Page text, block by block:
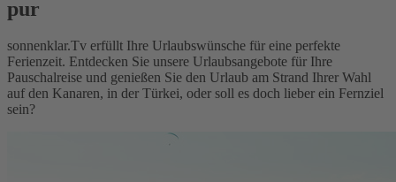
pur
sonnenklar.Tv erfüllt Ihre Urlaubswünsche für eine perfekte
Ferienzeit. Entdecken Sie unsere Urlaubsangebote für Ihre
Pauschalreise und genießen Sie den Urlaub am Strand Ihrer Wahl
auf den Kanaren, in der Türkei, oder soll es doch lieber ein Fernziel
sein?